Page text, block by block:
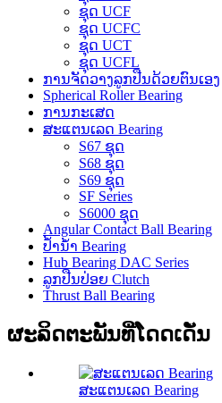
ຊຸດ UCF
ຊຸດ UCFC
ຊຸດ UCT
ຊຸດ UCFL
ການຈັດວາງລູກປືນດ້ວຍຕົນເອງ
Spherical Roller Bearing
ການກະເສດ
ສະແຕນເລດ Bearing
S67 ຊຸດ
S68 ຊຸດ
S69 ຊຸດ
SF Series
S6000 ຊຸດ
Angular Contact Ball Bearing
ປ້ຳນ້ຳ Bearing
Hub Bearing DAC Series
ລູກປືນປ່ອຍ Clutch
Thrust Ball Bearing
ຜະລິດຕະພັນທີ່ໂດດເດັ່ນ
ສະແຕນເລດ Bearing